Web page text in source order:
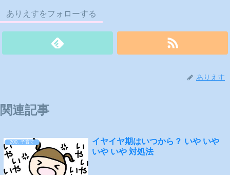
ありえすをフォローする
ありえす
関連記事
200. 子育て
イヤイヤ期はいつから？ いや いや
いや いや 対処法